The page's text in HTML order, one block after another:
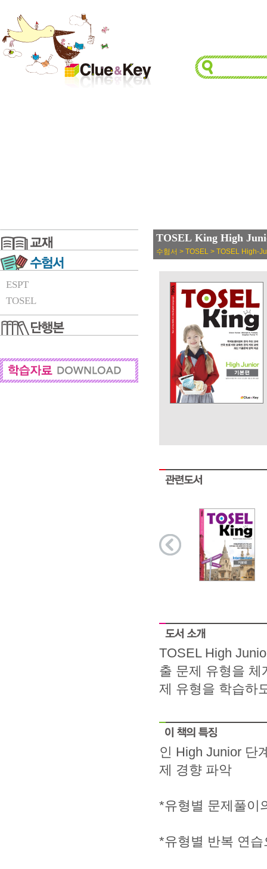
ESPT
TOSEL
TOSEL King High
수험서 > TOSEL > TOSEL High-
TOSEL High
출 문제 유형을 체
제 유형을 학습하
인 High Junior 단
제 경향 파악
*유형별 문제풀이
*유형별 반복 연